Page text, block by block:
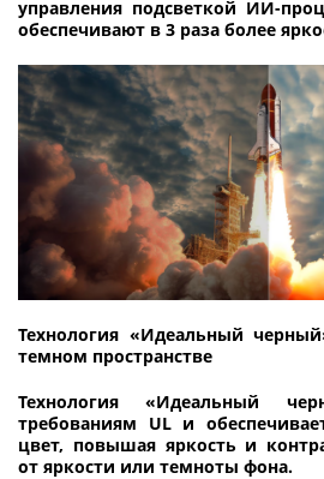
управления подсветкой ИИ-
обеспечивают в 3 раза более
Технология «Идеальный
темном пространстве
Технология «Идеальный
требованиям UL и
цвет, повышая яркость и
от яркости или темноты фона.